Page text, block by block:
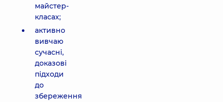
майстер-
класах;
активно
вивчаю
сучасні,
доказові
підходи
до
збереження